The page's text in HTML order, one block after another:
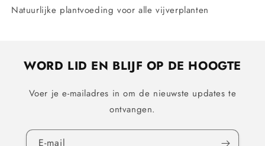
Natuurlijke plantvoeding voor alle vijverplanten
WORD LID EN BLIJF OP DE HOOGTE
Voer je e-mailadres in om de nieuwste updates te
ontvangen.
E‑mail